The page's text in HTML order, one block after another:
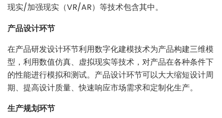
现实/加强现实（VR/AR）等技术包含其中。
产品设计环节
在产品研发设计环节利用数字化建模技术为产品构建三维模
型，利用数值仿真、虚拟现实等技术，对产品在各种条件下
的性能进行模拟和测试。产品设计环节可以大大缩短设计周
期、提高设计质量、快速响应市场需求和定制化生产。
生产规划环节